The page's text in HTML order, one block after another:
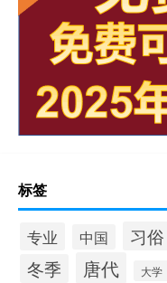
标签
专业 中国 习俗
冬季 唐代 大学